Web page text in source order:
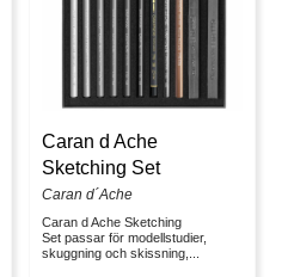
Caran d Ache
Sketching Set
Caran d´Ache
Caran d Ache Sketching
Set passar för modellstudier,
skuggning och skissning,...